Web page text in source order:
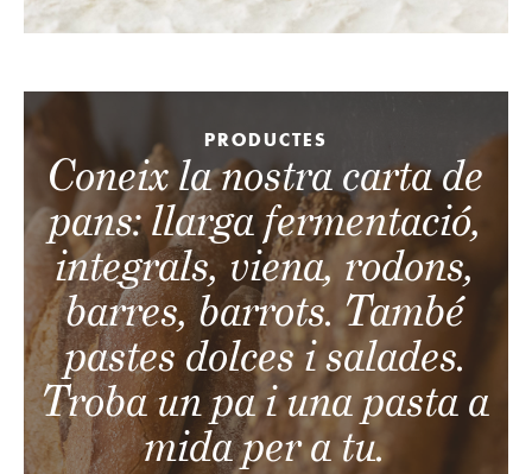
PRODUCTES
Coneix la nostra carta de
pans: llarga fermentació,
integrals, viena, rodons,
barres, barrots. També
pastes dolces i salades.
Troba un pa i una pasta a
mida per a tu.